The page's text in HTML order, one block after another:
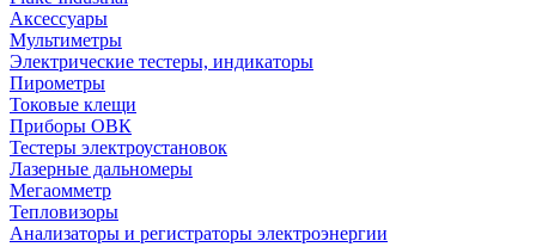
Аксессуары
Мультиметры
Электрические тестеры, индикаторы
Пирометры
Токовые клещи
Приборы ОВК
Тестеры электроустановок
Лазерные дальномеры
Мегаомметр
Тепловизоры
Анализаторы и регистраторы электроэнергии